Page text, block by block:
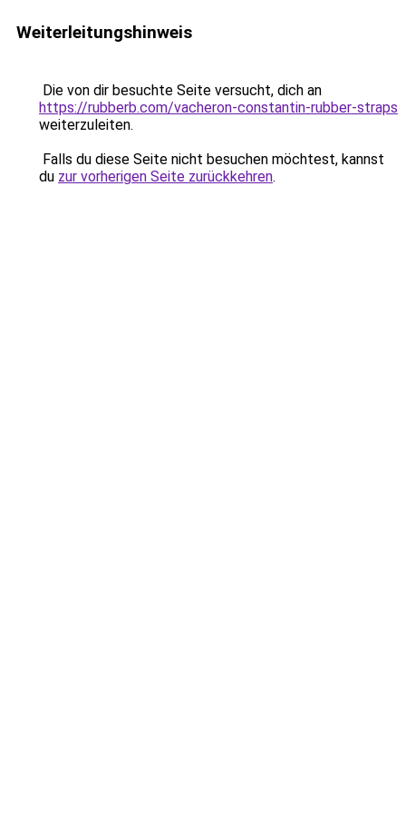
Weiterleitungshinweis
Die von dir besuchte Seite versucht, dich an
https://rubberb.com/vacheron-constantin-rubber-straps
weiterzuleiten.
Falls du diese Seite nicht besuchen möchtest, kannst
du zur vorherigen Seite zurückkehren.